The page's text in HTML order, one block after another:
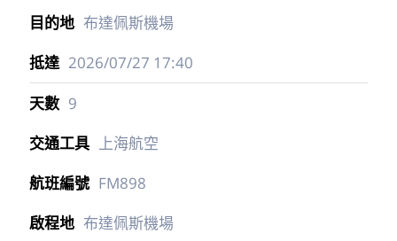
布達佩斯機場
2026/07/27 17:40
9
上海航空
FM898
布達佩斯機場